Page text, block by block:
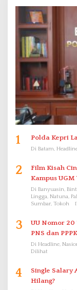
1 Polda Kepri
Di Batam,
2
Film Kisah
Kampus
Di Banyuasin,
Lingga, Natuna,
Sumbar, Tokoh
3
UU Nomor 20
PNS dan
Di Headline,
Dilihat
4
Single Salary
Hilang?